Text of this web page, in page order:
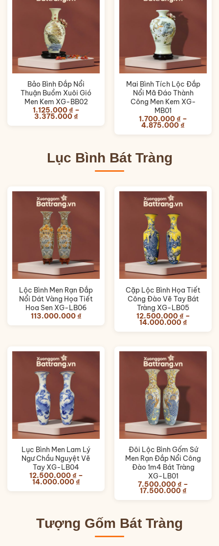
Bảo Bình Đắp Nổi
Thuận Buồm Xuôi Gió
Men Kem XG-BB02
1.125.000₫ –
3.375.000₫Khoảng
1.125.000 ₫
Mai Bình Tích Lộc Đắp
Nổi Mã Đáo Thành
Công Men Kem XG-
MB01
1.700.000₫ –
4.875.000₫Khoảng
Lục Bình Bát Tràng
Lộc Bình Men Rạn Đắp
Nổi Dát Vàng Họa Tiết
Hoa Sen XG-LB06
113.000.000₫
Cặp Lộc Bình Họa Tiết
Công Đào Vẽ Tay Bát
Tràng XG-LB05
12.500.000₫ –
14.000.000₫Khoảng
từ
Lục Bình Men Lam Lý
Ngư Chầu Nguyệt Vẽ
Tay XG-LB04
12.500.000₫ –
14.000.000₫Khoảng
từ
12.500.000 ₫
Đôi Lộc Bình Gốm Sứ
Men Rạn Đắp Nổi Công
Đào 1m4 Bát Tràng
XG-LB01
7.500.000₫ –
17.500.000₫Khoảng
từ
Tượng Gốm Bát Tràng